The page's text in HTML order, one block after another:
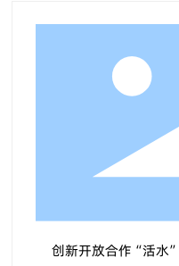
创新开放合作“活水